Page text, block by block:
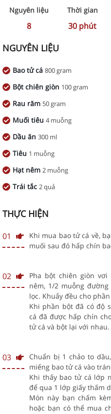
Nguyên liệu
8
Thời gian
30 phút
NGUYÊN LIỆU
Bao tử cá 800 gram
Bột chiên giòn 100 gram
Rau răm 50 gram
Muối tiêu 4 muỗng
Dầu ăn 300 ml
Tiêu 1 muỗng
Hạt nêm 2 muỗng
Trái tắc 2 quả
THỰC HIỆN
01
Khi mua bao tử cá về,
muối sau đó hấp chín
02
Pha bột chiên giòn
nêm, 1/2 muỗng
lọc. Khuấy đều cho
Khi phần bột đã có độ
cá đã được hấp chín
tử cá và bột lại với nhau.
03
Chuẩn bị 1 chảo to
miếng bao tử cá vào
Khi thấy bao tử cá lớp
để qua 1 lớp giấy thấm
Món này bạn chấm
hoặc bạn có thể mua